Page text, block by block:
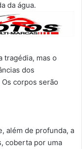
da água.
tragédia, mas o
dos
corpos serão
além de profunda, a
coberta por uma